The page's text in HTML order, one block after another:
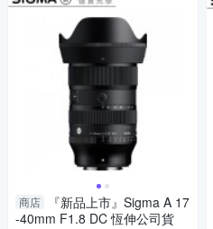
商店
『新品上市』Sigma A 17
-40mm F1.8 DC 恆伸公司貨